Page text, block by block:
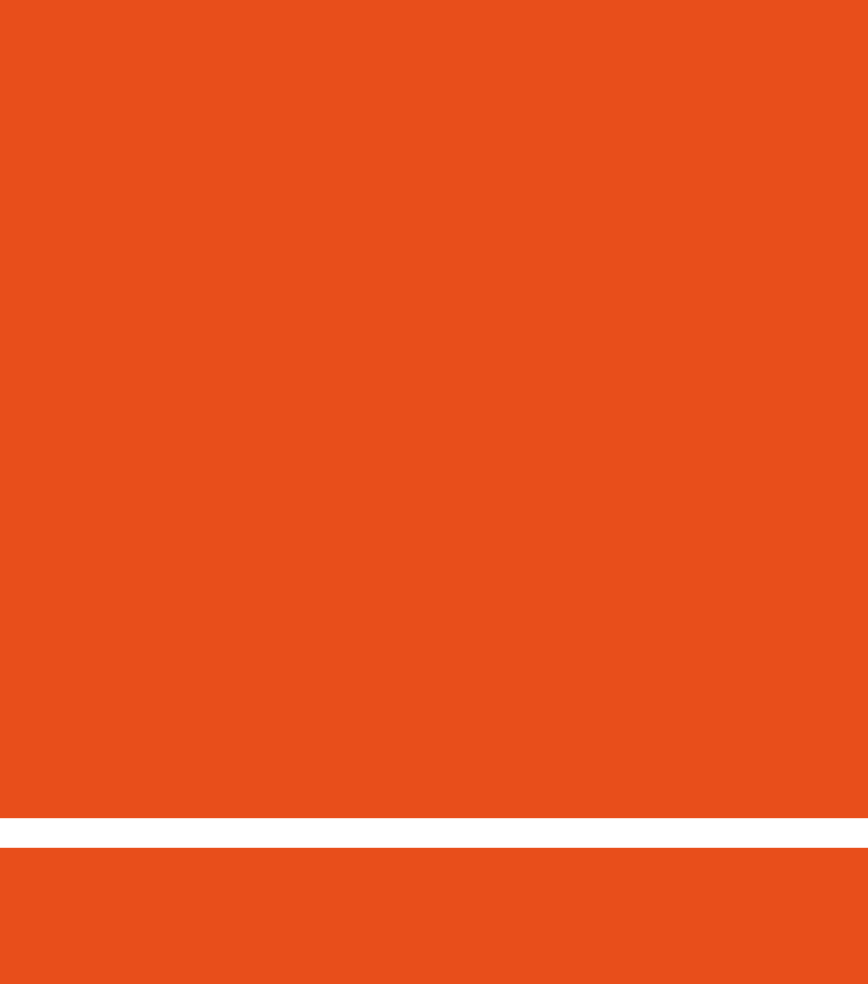
Holz wird schonend getrocknet, so hat es einen besonderen hohen Anteil an den ätherischen Öl und der
Öle ungehindert ausdampfen und die positive Wirkung auf den menschlichen Organismus voll entfalten.
Schreinerei oder geben es bei Der Firma Relax in Obertrum in Auftrag.